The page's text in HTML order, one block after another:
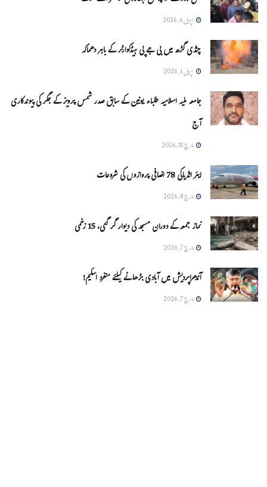
اپریل 6, 2026
چنڈی گڑھ میں بی جے پی ہیڈکوارٹر کے باہر دھماکہ
اپریل 1, 2026
جامعہ ملیہ اسلامیہ طلباء یونین کے سابق صدر شمس پرویز کے جگر کی پیوندکاری
آج
مارچ 31, 2026
ایئر انڈیاکی 78 اضافی پروازوں کی شروعات
مارچ 8, 2026
نماز جمعہ کے دوران مسجد کی دیوار گر گئی، 15 زخمی
مارچ 7, 2026
آندھراپردیش میں آبادی بڑھانے کیلئے منفرد اسکیم!
مارچ 7, 2026